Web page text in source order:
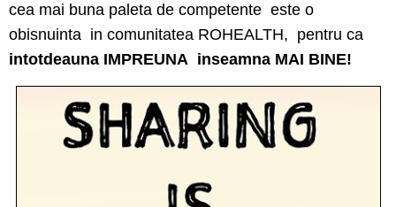
cea mai buna paleta de competente este o
obisnuinta in comunitatea ROHEALTH, pentru ca
intotdeauna IMPREUNA inseamna MAI BINE!